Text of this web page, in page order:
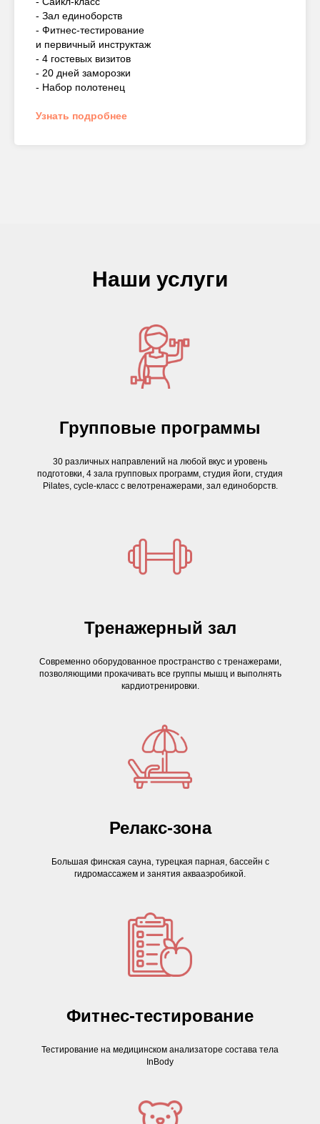
- Зал единоборств
- Фитнес-тестирование
и первичный инструктаж
- 4 гостевых визитов
- 20 дней заморозки
- Набор полотенец
Узнать подробнее
Наши услуги
Групповые программы
30 различных направлений на любой вкус и уровень
подготовки, 4 зала групповых программ, студия йоги, студия
Pilates, cycle-класс с велотренажерами, зал единоборств.
Тренажерный зал
Современно оборудованное пространство с тренажерами,
позволяющими прокачивать все группы мышц и выполнять
кардиотренировки.
Релакс-зона
Большая финская сауна, турецкая парная, бассейн с
гидромассажем и занятия аквааэробикой.
Фитнес-тестирование
Тестирование на медицинском анализаторе состава тела
InBody